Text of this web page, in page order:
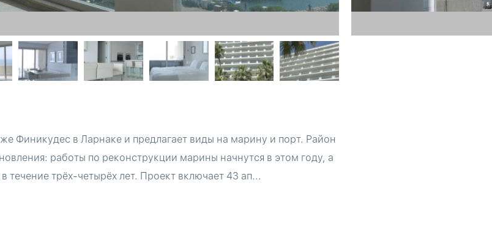
Финикудес в Ларнаке и предлагает виды на марину и порт. Район
работы по реконструкции марины начнутся в этом году, а
течение трёх-четырёх лет. Проект включает 43 ап...